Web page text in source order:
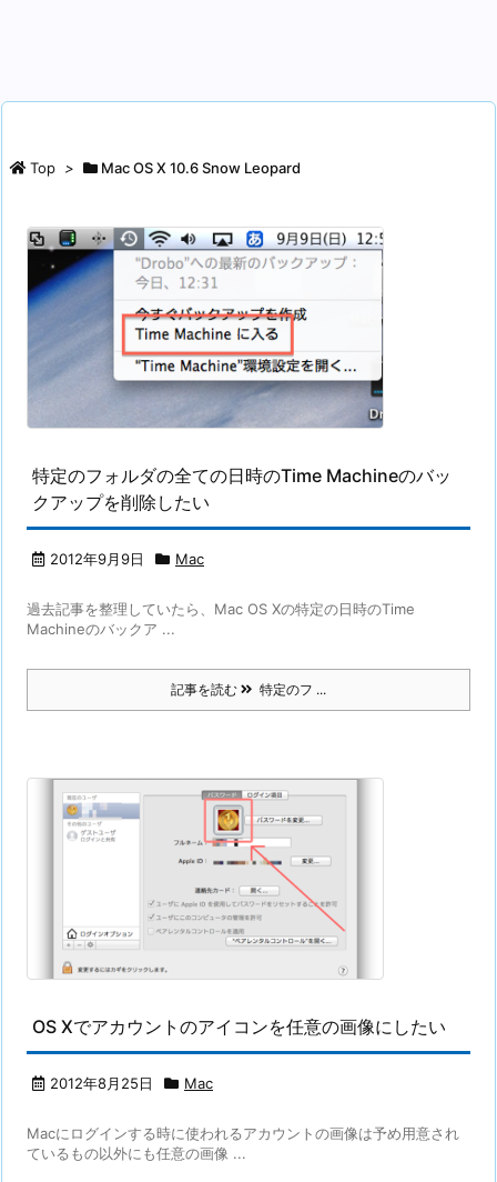
Top > Mac OS X 10.6 Snow Leopard
特定のフォルダの全ての日時のTime Machineのバッ
クアップを削除したい
2012年9月9日 Mac
過去記事を整理していたら、Mac OS Xの特定の日時のTime
Machineのバックア ...
記事を読む 特定のフ ...
OS Xでアカウントのアイコンを任意の画像にしたい
2012年8月25日 Mac
Macにログインする時に使われるアカウントの画像は予め用意され
ているもの以外にも任意の画像 ...